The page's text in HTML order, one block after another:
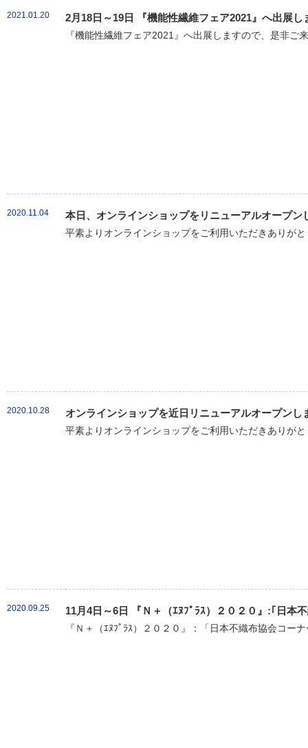
2021.01.20 2月18日～19日 『機能性繊維フェア2021』へ出展し
『機能性繊維フェア2021』へ出展しますので、是
2020.11.04 本日、オンラインショップをリニューアルオープン
平素よりオンラインショップをご利用いただきありが
2020.10.28 オンラインショップを近日リニューアルオープンし
平素よりオンラインショップをご利用いただきありが
2020.09.25 11月4日～6日 『Ｎ＋（ｴﾇﾌﾟﾗｽ）２０２０』:｢日本
『Ｎ＋（ｴﾇﾌﾟﾗｽ）２０２０』：「日本不織布協会コー